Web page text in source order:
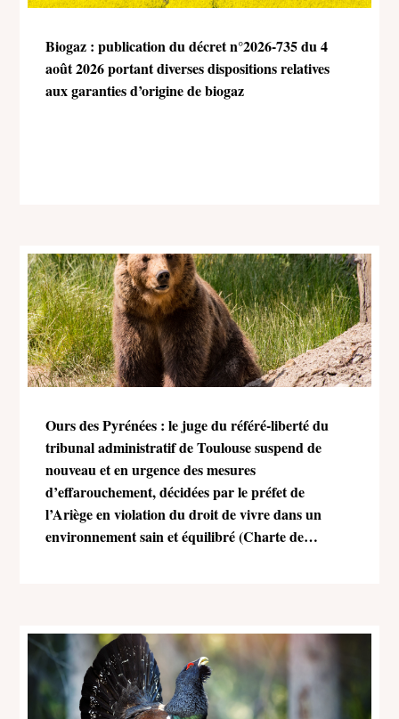
Biogaz : publication du décret n°2026-735 du 4
août 2026 portant diverses dispositions relatives
aux garanties d’origine de biogaz
Ours des Pyrénées : le juge du référé-liberté du
tribunal administratif de Toulouse suspend de
nouveau et en urgence des mesures
d’effarouchement, décidées par le préfet de
l’Ariège en violation du droit de vivre dans un
environnement sain et équilibré (Charte de